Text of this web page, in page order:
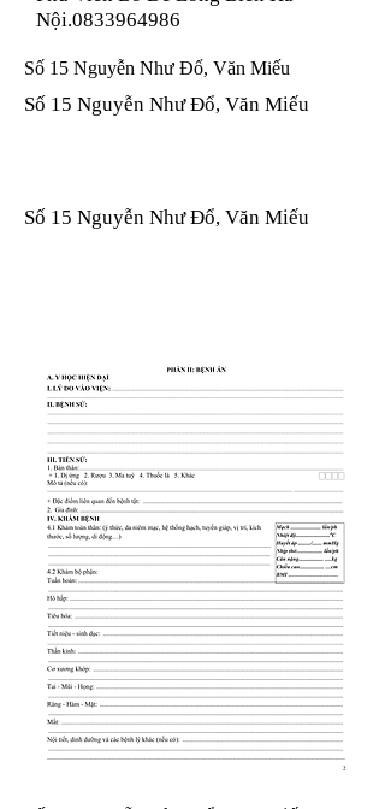
Nội.0833964986
Số 15 Nguyễn Như Đổ, Văn Miếu
Số 15 Nguyễn Như Đổ, Văn Miếu
Số 15 Nguyễn Như Đổ, Văn Miếu